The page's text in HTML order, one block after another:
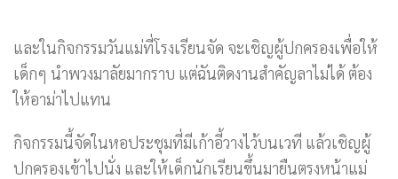
และในกิจกรรมวันแม่ที่โรงเรียนจัด จะเชิญผู้ปกครองเพื่อให้
เด็กๆ นำพวงมาลัยมากราบ แต่ฉันติดงานสำคัญลาไม่ได้ ต้อง
ให้อาม่าไปแทน
กิจกรรมนี้จัดในหอประชุมที่มีเก้าอี้วางไว้บนเวที แล้วเชิญผู้
ปกครองเข้าไปนั่ง และให้เด็กนักเรียนขึ้นมายืนตรงหน้าแม่